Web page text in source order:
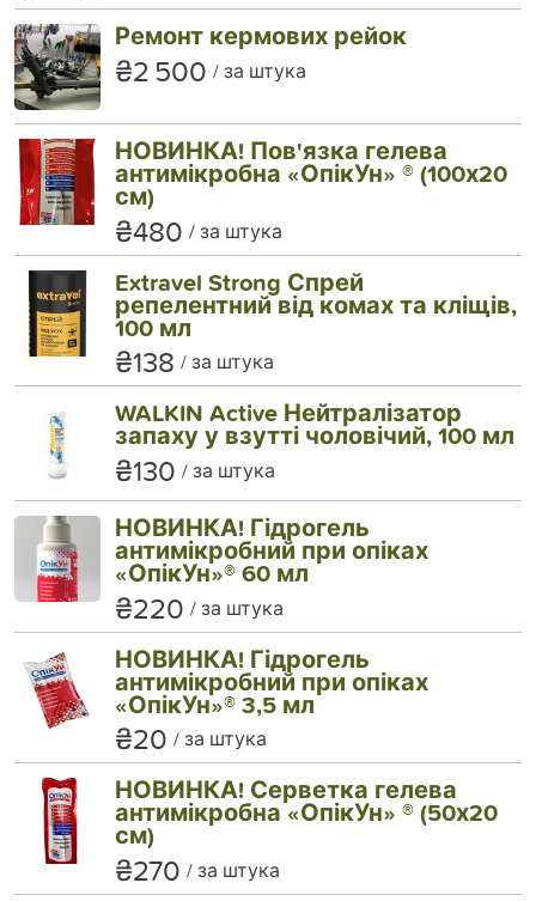
Ремонт кермових рейок
₴2 500 за штука
НОВИНКА! Пов'язка гелева
антимікробна «ОпікУн» ® (100х20
см)
₴480 за штука
Extravel Strong Спрей
репелентний від комах та кліщів,
100 мл
₴138 за штука
WALKIN Active Нейтралізатор
запаху у взутті чоловічий, 100 мл
₴130 за штука
НОВИНКА! Гідрогель
антимікробний при опіках
«ОпікУн»® 60 мл
₴220 за штука
НОВИНКА! Гідрогель
антимікробний при опіках
«ОпікУн»® 3,5 мл
₴20 за штука
НОВИНКА! Серветка гелева
антимікробна «ОпікУн» ® (50х20
см)
₴270 за штука